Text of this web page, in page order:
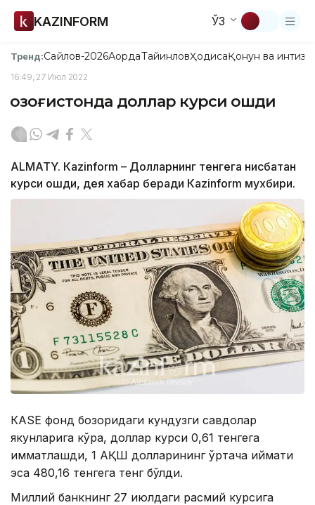
KAZINFORM ЎЗ
Тренд:Сайлов-2026АқордаТайинловҲодисаҚонун ва
16:49, 27 Июл 2022
Қозоғистонда доллар курси ошди
ALMATY. Кazinform – Долларнинг тенгега нисбатан
курси ошди, дея хабар беради Кazinform мухбири.
КАSЕ фонд бозоридаги кундузги савдолар
якунларига кўра, доллар курси 0,61 тенгега
қимматлашди, 1 АҚШ долларининг ўртача қиймати
эса 480,16 тенгега тенг бўлди.
Миллий банкнинг 27 июлдаги расмий курсига